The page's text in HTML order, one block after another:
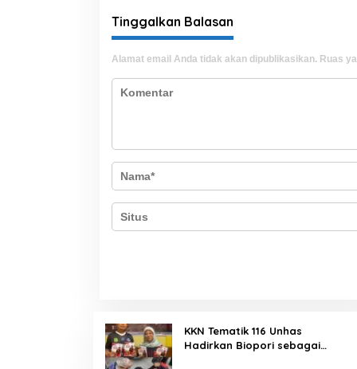
Tinggalkan Balasan
Alamat email Anda tidak akan dipublikasikan. Ruas
KKN Tematik 116 Unhas
Hadirkan Biopori sebagai